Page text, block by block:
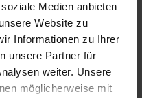
Medien anbieten
Website zu
Informationen zu Ihrer
unsere Partner für
weiter. Unsere
möglicherweise mit